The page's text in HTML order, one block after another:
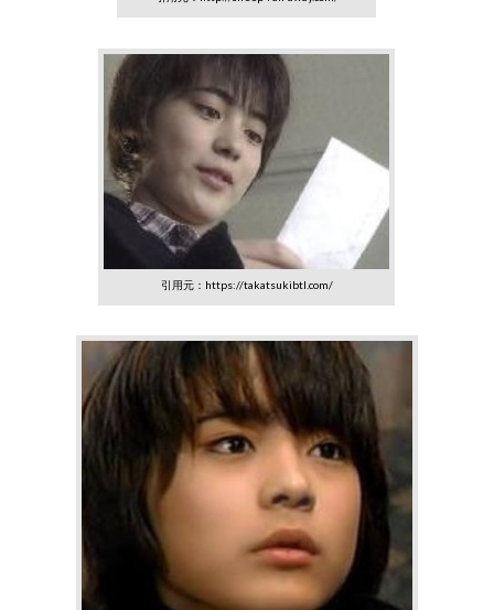
引用元：https://takatsukibtl.com/